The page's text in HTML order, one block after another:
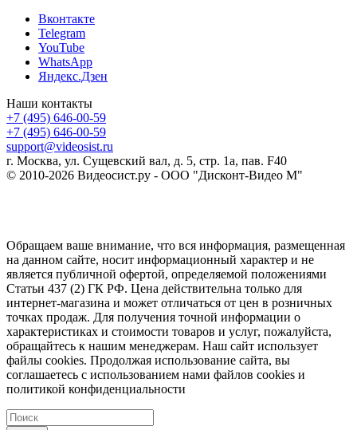
Вконтакте
Telegram
YouTube
WhatsApp
Яндекс.Дзен
Наши контакты
+7 (495) 646-00-59
+7 (495) 646-00-59
support@videosist.ru
г. Москва, ул. Сущевский вал, д. 5, стр. 1а, пав. F40
© 2010-2026 Видеосист.ру - ООО "Дисконт-Видео М"
Обращаем ваше внимание, что вся информация, размещенная
на данном сайте, носит информационный характер и не
является публичной офертой, определяемой положениями
Статьи 437 (2) ГК РФ. Цена действительна только для
интернет-магазина и может отличаться от цен в розничных
точках продаж. Для получения точной информации о
характеристиках и стоимости товаров и услуг, пожалуйста,
обращайтесь к нашим менеджерам. Наш сайт использует
файлы cookies. Продолжая использование сайта, вы
соглашаетесь с использованием нами файлов cookies и
политикой конфиденциальности